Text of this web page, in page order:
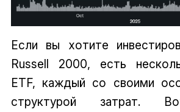
Если вы хотите
Russell 2000, есть
ETF, каждый со своими
структурой затрат.